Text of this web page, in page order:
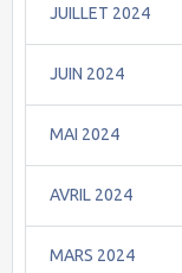
JUILLET 2024
JUIN 2024
MAI 2024
AVRIL 2024
MARS 2024